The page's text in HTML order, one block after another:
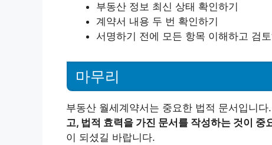
부동산 정보 최신 상태 확인하기
계약서 내용 두 번 확인하기
서명하기 전에 모든 항목 이해하고 검
마무리
부동산 월세계약서는 중요한 법적 문서입니다.
고, 법적 효력을 가진 문서를 작성하는 것이 중
이 되셨길 바랍니다.